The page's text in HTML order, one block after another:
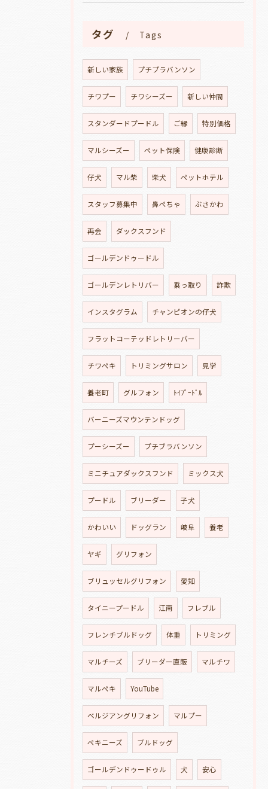
タグ Tags
新しい家族 プチプラバンソン
チワプー チワシーズー 新しい仲間
スタンダードプードル ご縁 特別価格
マルシーズー ペット保険 健康診断
仔犬 マル柴 柴犬 ペットホテル
スタッフ募集中 鼻ぺちゃ ぶさかわ
再会 ダックスフンド
ゴールデンドゥードル
ゴールデンレトリバー 乗っ取り 詐欺
インスタグラム チャンピオンの仔犬
フラットコーテッドレトリーバー
チワペキ トリミングサロン 見学
養老町 グルフォン ﾄｲﾌﾟｰﾄﾞﾙ
バーニーズマウンテンドッグ
プーシーズー プチブラバンソン
ミニチュアダックスフンド ミックス犬
プードル ブリーダー 子犬
かわいい ドッグラン 岐阜 養老
ヤギ グリフォン
ブリュッセルグリフォン 愛知
タイニープードル 江南 フレブル
フレンチブルドッグ 体重 トリミング
マルチーズ ブリーダー直販 マルチワ
マルペキ YouTube
ベルジアングリフォン マルプー
ペキニーズ ブルドッグ
ゴールデンドゥードゥル 犬 安心